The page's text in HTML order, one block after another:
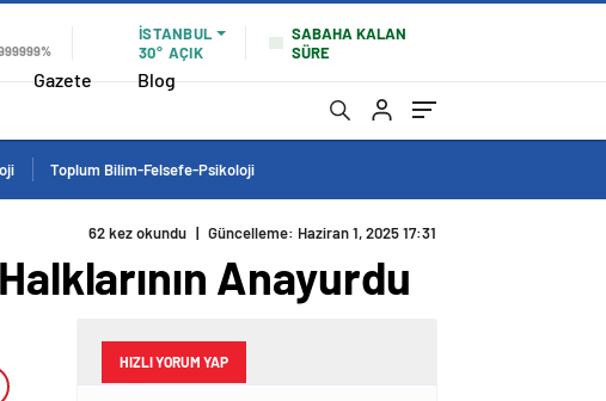
İSTANBUL
30° AÇIK
SABAHA KALAN
SÜRE
Gazete Blog
Toplum Bilim-Felsefe-Psikoloji
62 kez okundu | Güncelleme: Haziran 1, 2025 17:31
Anayurdu
HIZLI YORUM YAP